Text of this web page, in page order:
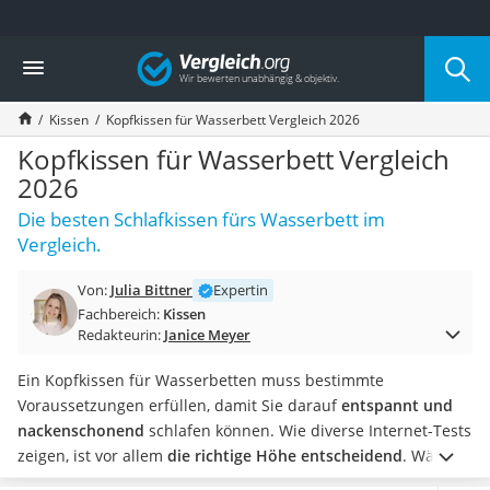
Die beliebtesten Vergleiche nach Kategorie
Wohnen
Matratzen-Topper
Matratzen
Konferenzlautsprecher
Tageslichtlampe
Badlüfter
Ergonomischer Bürostuhl
Bürohocker
Ozongeneratoren
Akku-Tischlampe
Klappmatratze
Duschkopf mit Kalkfilter
Aktenvernichter Sicherheitsstufe 4
Bettgitter
Spannbettlaken
Vergleich
Kissen Kopfkissen für Wasserbett Vergleich 2026
Kopfkissen für Wasserbett Vergleich
2026
Die besten Schlafkissen fürs Wasserbett im
Vergleich.
Von: Julia Bittner
Expertin
Fachbereich: Kissen
Redakteurin: Janice Meyer
Ein Kopfkissen für Wasserbetten muss bestimmte
Voraussetzungen erfüllen, damit Sie daraufentspannt und
nackenschonend schlafen können. Wie diverse Internet-Tests
zeigen, ist vor allem die richtige Höhe entscheidend. Wählen
Sie jetzt einin der Höhe anpassbares Kopfkissen, das hohen